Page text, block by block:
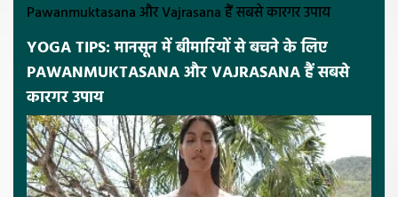
YOGA TIPS: मानसून में बीमारियों से बचने के लिए
PAWANMUKTASANA और VAJRASANA हैं सबसे
कारगर उपाय